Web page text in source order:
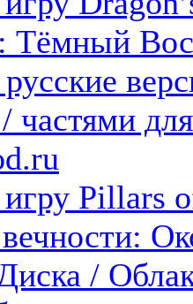
Тёмный
частями
игру
/